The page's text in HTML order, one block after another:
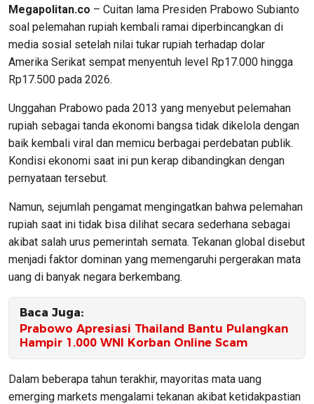
Megapolitan.co – Cuitan lama Presiden Prabowo Subianto
soal pelemahan rupiah kembali ramai diperbincangkan di
media sosial setelah nilai tukar rupiah terhadap dolar
Amerika Serikat sempat menyentuh level Rp17.000 hingga
Rp17.500 pada 2026.
Unggahan Prabowo pada 2013 yang menyebut pelemahan
rupiah sebagai tanda ekonomi bangsa tidak dikelola dengan
baik kembali viral dan memicu berbagai perdebatan publik.
Kondisi ekonomi saat ini pun kerap dibandingkan dengan
pernyataan tersebut.
Namun, sejumlah pengamat mengingatkan bahwa pelemahan
rupiah saat ini tidak bisa dilihat secara sederhana sebagai
akibat salah urus pemerintah semata. Tekanan global disebut
menjadi faktor dominan yang memengaruhi pergerakan mata
uang di banyak negara berkembang.
Baca Juga:
Prabowo Apresiasi Thailand Bantu Pulangkan
Hampir 1.000 WNI Korban Online Scam
Dalam beberapa tahun terakhir, mayoritas mata uang
emerging markets mengalami tekanan akibat ketidakpastian